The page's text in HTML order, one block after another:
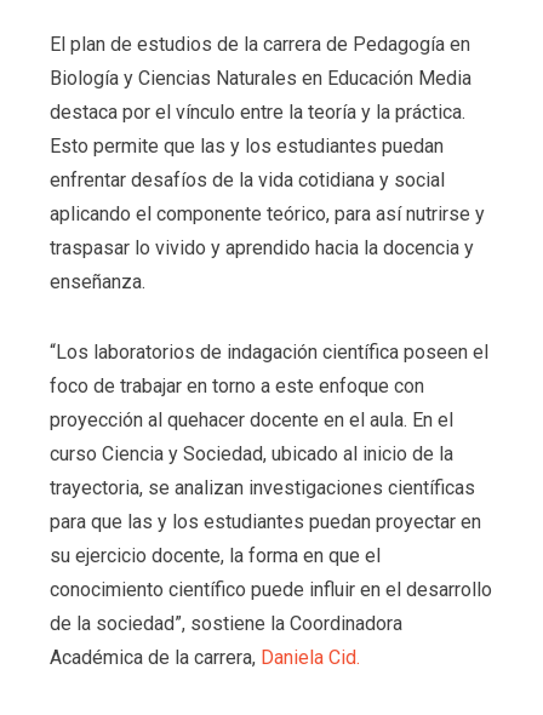
El plan de estudios de la carrera de Pedagogía en
Biología y Ciencias Naturales en Educación Media
destaca por el vínculo entre la teoría y la práctica.
Esto permite que las y los estudiantes puedan
enfrentar desafíos de la vida cotidiana y social
aplicando el componente teórico, para así nutrirse y
traspasar lo vivido y aprendido hacia la docencia y
enseñanza.
“Los laboratorios de indagación científica poseen el
foco de trabajar en torno a este enfoque con
proyección al quehacer docente en el aula. En el
curso Ciencia y Sociedad, ubicado al inicio de la
trayectoria, se analizan investigaciones científicas
para que las y los estudiantes puedan proyectar en
su ejercicio docente, la forma en que el
conocimiento científico puede influir en el desarrollo
de la sociedad”, sostiene la Coordinadora
Académica de la carrera, Daniela Cid.